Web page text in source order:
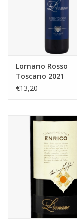
Lornano Rosso
Toscano 2021
€13,20